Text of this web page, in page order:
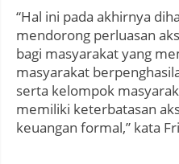
“Hal ini pada akhirnya
mendorong perluasan
bagi masyarakat yang
masyarakat
serta kelompok
memiliki keterbatasan
keuangan formal,” kata